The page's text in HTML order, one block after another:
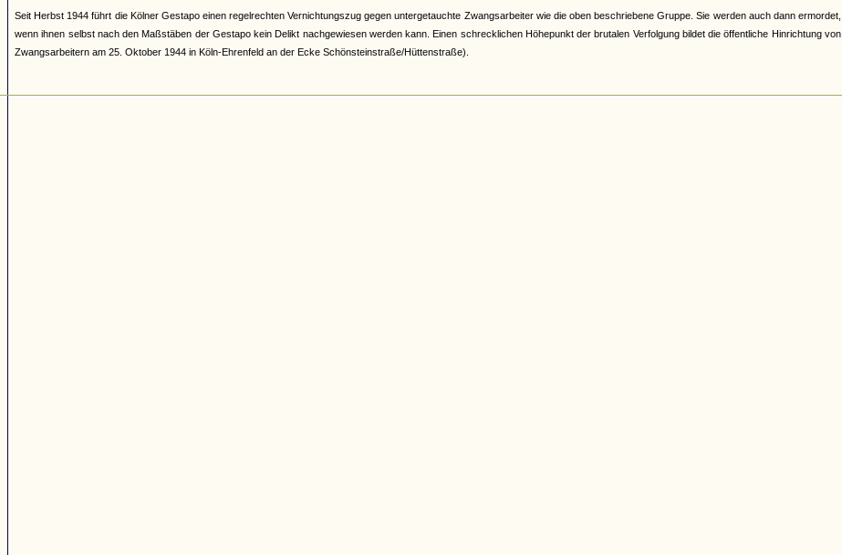
Seit Herbst 1944 führt die Kölner Gestapo einen regelrechten Vernichtungszug gegen untergetauchte Zwangsarbeiter wie die oben beschriebene Gruppe. Sie werden auch dann ermordet,
wenn ihnen selbst nach den Maßstäben der Gestapo kein Delikt nachgewiesen werden kann. Einen schrecklichen Höhepunkt der brutalen Verfolgung bildet die öffentliche Hinrichtung von
Zwangsarbeitern am 25. Oktober 1944 in Köln-Ehrenfeld an der Ecke Schönsteinstraße/Hüttenstraße).